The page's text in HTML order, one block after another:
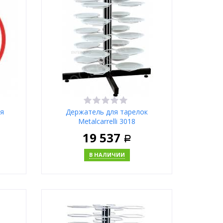
Держатель для тарелок
Metalcarrelli 3018
Москва
19 537 Р
В НАЛИЧИИ
Купить в 1 клик